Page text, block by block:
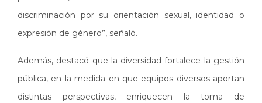
discriminación por su orientación sexual, identidad o
expresión de género”, señaló.
Además, destacó que la diversidad fortalece la gestión
pública, en la medida en que equipos diversos aportan
distintas perspectivas, enriquecen la toma de